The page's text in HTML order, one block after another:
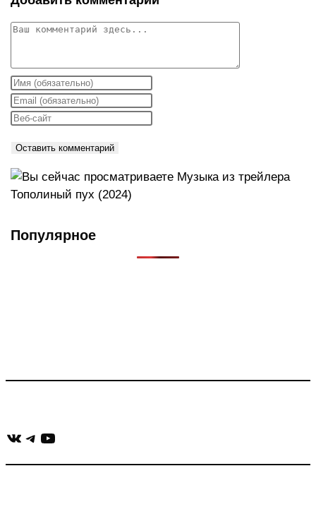
Комментарий
Введите
свое
имя
имя
пользователя,
чтобы
прокомментировать
Введите
свой
адрес,
чтобы
прокомментировать
Введите
вашего
веб-
сайта
(необязательно)
Популярное
ВКонтакте
Telegram
YouTube